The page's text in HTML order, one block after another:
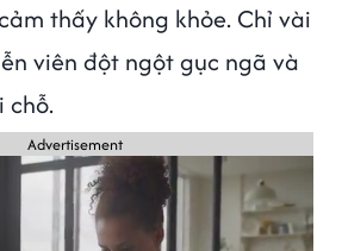
thấy không khỏe. Chỉ vài
viên đột ngột gục ngã và
chỗ.
Advertisement